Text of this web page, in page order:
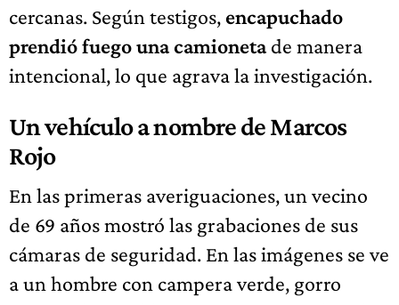
cercanas. Según testigos, encapuchado
prendió fuego una camionetade manera
intencional, lo que agrava la investigación.
Un vehículo a nombre de Marcos
Rojo
En las primeras averiguaciones, un vecino
de 69 años mostró las grabaciones de sus
cámaras de seguridad. En las imágenes se ve
a un hombre con campera verde, gorro